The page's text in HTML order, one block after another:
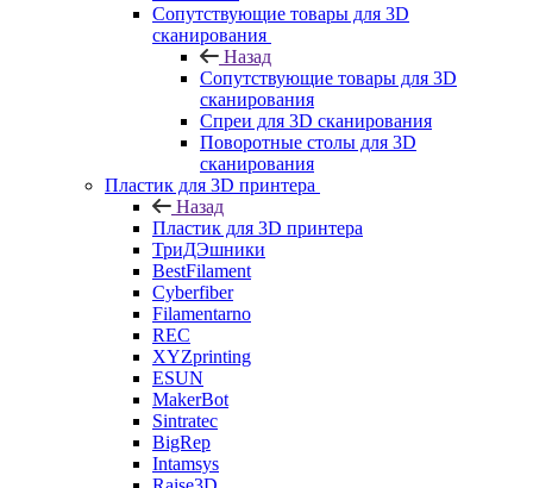
Сопутствующие товары для 3D
сканирования
Назад
Сопутствующие товары для 3D
сканирования
Спреи для 3D сканирования
Поворотные столы для 3D
сканирования
Пластик для 3D принтера
Назад
Пластик для 3D принтера
ТриДЭшники
BestFilament
Cyberfiber
Filamentarno
REC
XYZprinting
ESUN
MakerBot
Sintratec
BigRep
Intamsys